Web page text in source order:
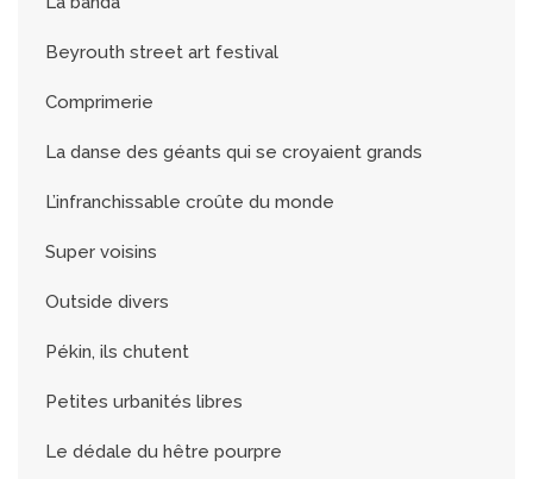
Beyrouth street art festival
Comprimerie
La danse des géants qui se croyaient grands
L’infranchissable croûte du monde
Super voisins
Outside divers
Pékin, ils chutent
Petites urbanités libres
Le dédale du hêtre pourpre